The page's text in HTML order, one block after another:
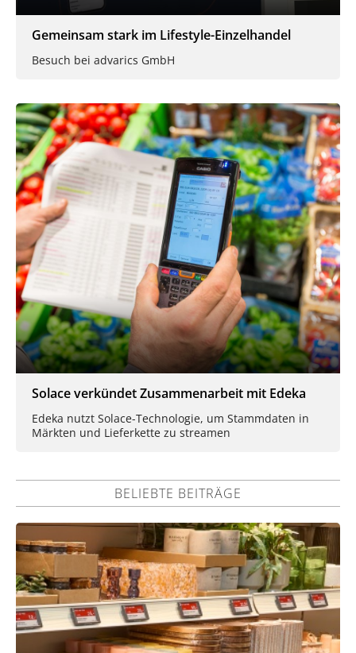
Gemeinsam stark im Lifestyle-Einzelhandel
Besuch bei advarics GmbH
Solace verkündet Zusammenarbeit mit Edeka
Edeka nutzt Solace-Technologie, um Stammdaten in
Märkten und Lieferkette zu streamen
BELIEBTE BEITRÄGE